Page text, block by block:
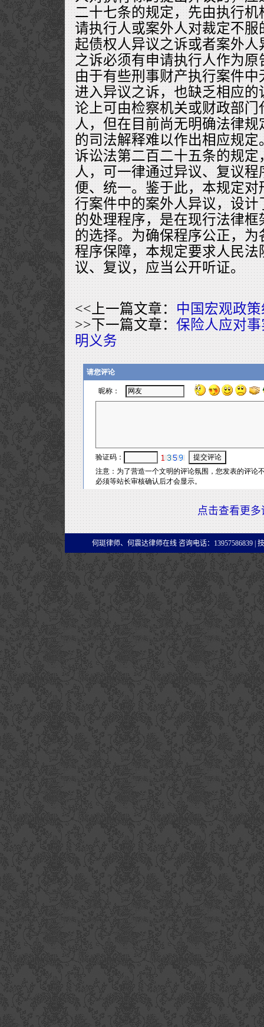
二十七条的规定，先由执行
请执行人或案外人对裁定不
起债权人异议之诉或者案外
之诉必须有申请执行人作为
由于有些刑事财产执行案件
进入异议之诉，也缺乏相应
论上可由检察机关或财政部
人，但在目前尚无明确法律
的司法解释难以作出相应规
诉讼法第二百二十五条的规
人，可一律通过异议、复议
便、统一。鉴于此，本规定
行案件中的案外人异议，设
的处理程序，是在现行法律
的选择。为确保程序公正，
程序保障，本规定要求人民
议、复议，应当公开听证。
<<上一篇文章：中国宏观政
>>下一篇文章：保险人应对
明义务
点击查看更多
何珽律师、何震达律师在线 咨询电话：13957586839 |